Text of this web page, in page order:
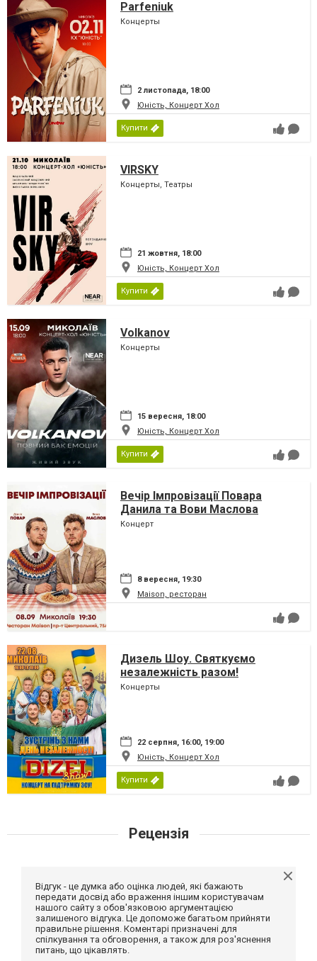
Parfeniuk
Концерты
2 листопада, 18:00
Юність, Концерт Хол
Купити
VIRSKY
Концерты, Театры
21 жовтня, 18:00
Юність, Концерт Хол
Купити
Volkanov
Концерты
15 вересня, 18:00
Юність, Концерт Хол
Купити
Вечір Імпровізації Повара
Данила та Вови Маслова
Концерт
8 вересня, 19:30
Maison, ресторан
Дизель Шоу. Святкуємо
незалежність разом!
Концерты
22 серпня, 16:00, 19:00
Юність, Концерт Хол
Купити
Рецензія
Відгук - це думка або оцінка людей, які бажають
передати досвід або враження іншим користувачам
нашого сайту з обов'язковою аргументацією
залишеного відгука. Це допоможе багатьом прийняти
правильне рішення. Коментарі призначені для
спілкування та обговорення, а також для роз'яснення
питань, що цікавлять.